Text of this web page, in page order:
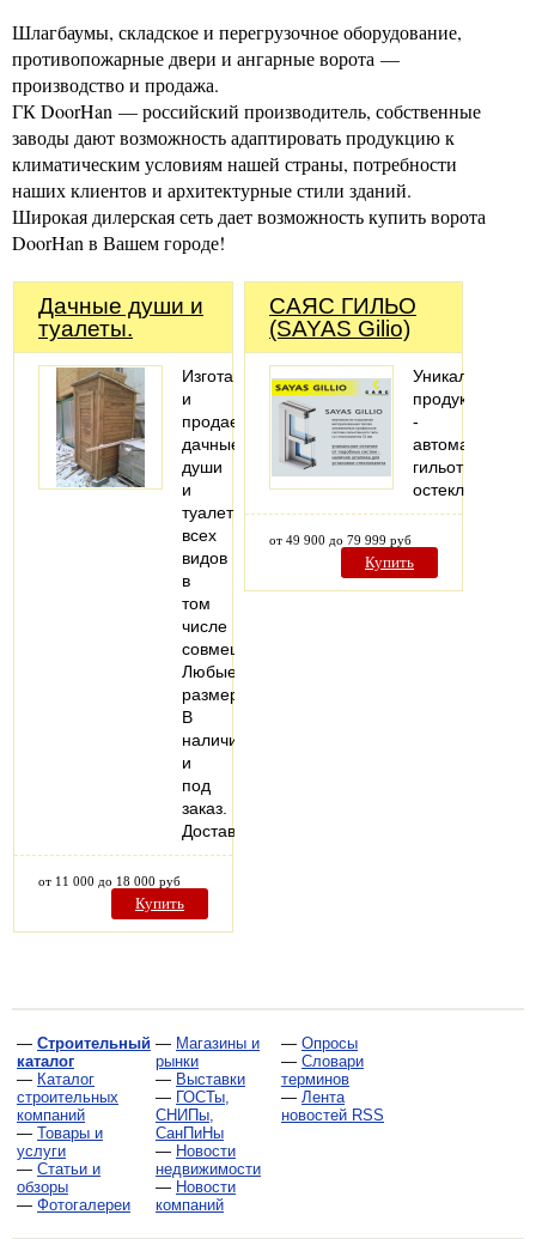
Шлагбаумы, складское и перегрузочное оборудование,
противопожарные двери и ангарные ворота —
производство и продажа.
ГК DoorHan — российский производитель, собственные
заводы дают возможность адаптировать продукцию к
климатическим условиям нашей страны, потребности
наших клиентов и архитектурные стили зданий.
Широкая дилерская сеть дает возможность купить ворота
DoorHan в Вашем городе!
Дачные души и
туалеты.
Изготавливаем
и
продаем
дачные
души
и
туалеты
всех
видов
в
том
числе
совмещенные.
Любые
размеры.
В
наличии
и
под
заказ.
Доставка.
от 11 000 до 18 000 руб
Купить
САЯС ГИЛЬО
(SAYAS Gilio)
Уникальный
продукт
-
гильотинное
остекление
от 49 900 до 79 999 руб
Купить
— Строительный
каталог
— Каталог
строительных
компаний
— Товары и
услуги
— Статьи и
обзоры
— Фотогалереи
— Магазины и
рынки
— Выставки
— ГОСТы,
СНИПы,
СанПиНы
— Новости
недвижимости
— Новости
компаний
— Опросы
— Словари
терминов
— Лента
новостей RSS